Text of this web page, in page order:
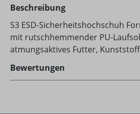
Beschreibung
S3 ESD-Sicherheitshochschuh
mit rutschhemmender PU-
atmungsaktives Futter,
Bewertungen